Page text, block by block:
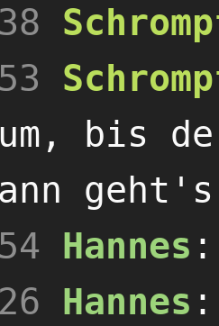
bis
Hannes
Hannes